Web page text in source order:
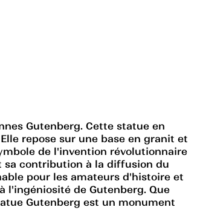
Gutenberg. Cette statue en
repose sur une base en granit et
de l'invention révolutionnaire
sa contribution à la diffusion du
pour les amateurs d'histoire et
l'ingéniosité de Gutenberg. Que
Gutenberg est un monument